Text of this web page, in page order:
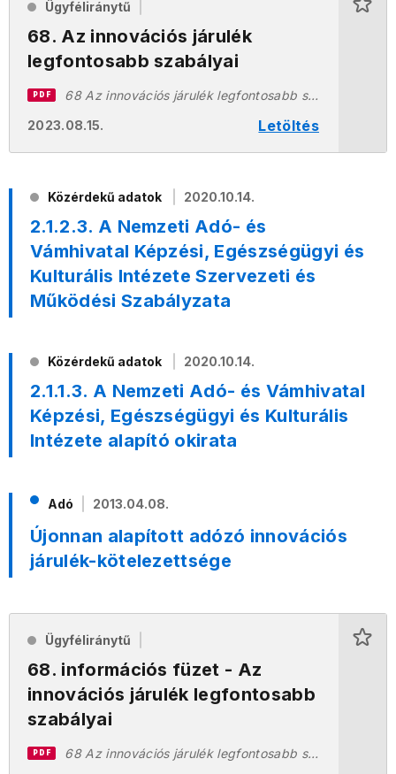
Ügyféliránytű
68. Az innovációs járulék
legfontosabb szabályai
2023.08.15. Letöltés
PDF 68 Az innovációs járulék legfontosabb szabályai 20230814.pdf
Közérdekű adatok 2020.10.14.
2.1.2.3. A Nemzeti Adó- és
Vámhivatal Képzési, Egészségügyi és
Kulturális Intézete Szervezeti és
Működési Szabályzata
Közérdekű adatok 2020.10.14.
2.1.1.3. A Nemzeti Adó- és Vámhivatal
Képzési, Egészségügyi és Kulturális
Intézete alapító okirata
Adó 2013.04.08.
Újonnan alapított adózó innovációs
járulék-kötelezettsége
Ügyféliránytű
68. információs füzet - Az
innovációs járulék legfontosabb
szabályai
PDF 68 Az innovációs járulék legfontosabb szabályai 20211230.pdf